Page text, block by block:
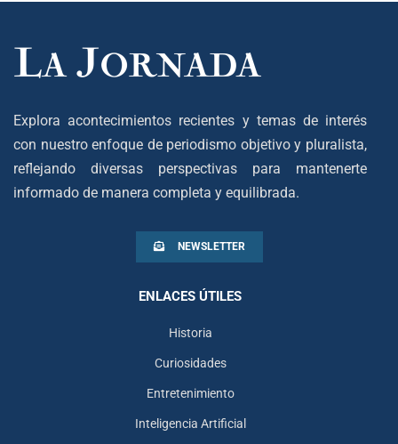
Explora acontecimientos recientes y temas de interés
con nuestro enfoque de periodismo objetivo y pluralista,
reflejando diversas perspectivas para mantenerte
informado de manera completa y equilibrada.
NEWSLETTER
ENLACES ÚTILES
Historia
Curiosidades
Entretenimiento
Inteligencia Artificial